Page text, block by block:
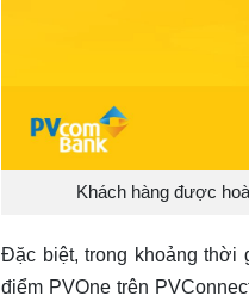
Khách hàng được
Đặc biệt, trong khoảng thời
điểm PVOne trên